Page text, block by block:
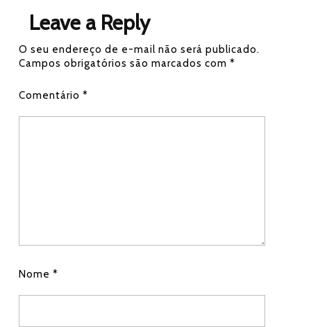
b
o
ok
tt
er
at
s
A
Leave a Reply
O seu endereço de e-mail não será publicado.
Campos obrigatórios são marcados com *
Comentário *
Nome *